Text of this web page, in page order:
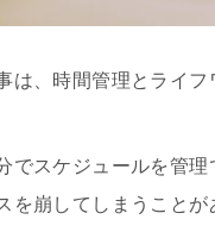
は、時間管理とライ
でスケジュールを管
を崩してしまうことが